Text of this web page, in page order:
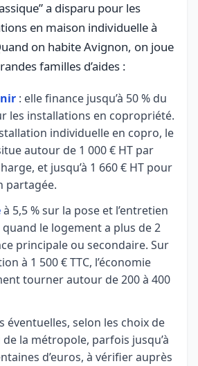
a disparu pour les
en maison individuelle à
on habite Avignon, on joue
familles d’aides :
: elle finance jusqu’à 50 % du
les installations en copropriété.
individuelle en copro, le
autour de 1 000 € HT par
et jusqu’à 1 660 € HT pour
partagée.
à 5,5 % sur la pose et l’entretien
le logement a plus de 2
principale ou secondaire. Sur
à 1 500 € TTC, l’économie
tourner autour de 200 à 400
éventuelles, selon les choix de
la métropole, parfois jusqu’à
d’euros, à vérifier auprès